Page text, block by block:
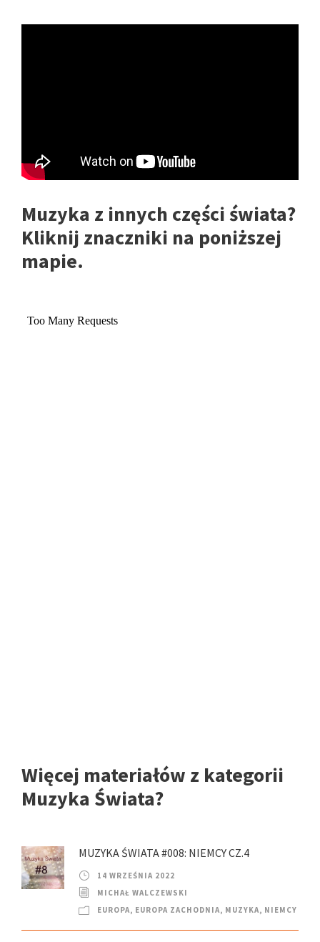
Muzyka z innych części świata?
Kliknij znaczniki na poniższej
mapie.
Więcej materiałów z kategorii
Muzyka Świata?
MUZYKA ŚWIATA #008: NIEMCY CZ.4
14 WRZEŚNIA 2022
MICHAŁ WALCZEWSKI
EUROPA, EUROPA ZACHODNIA, MUZYKA, NIEMCY